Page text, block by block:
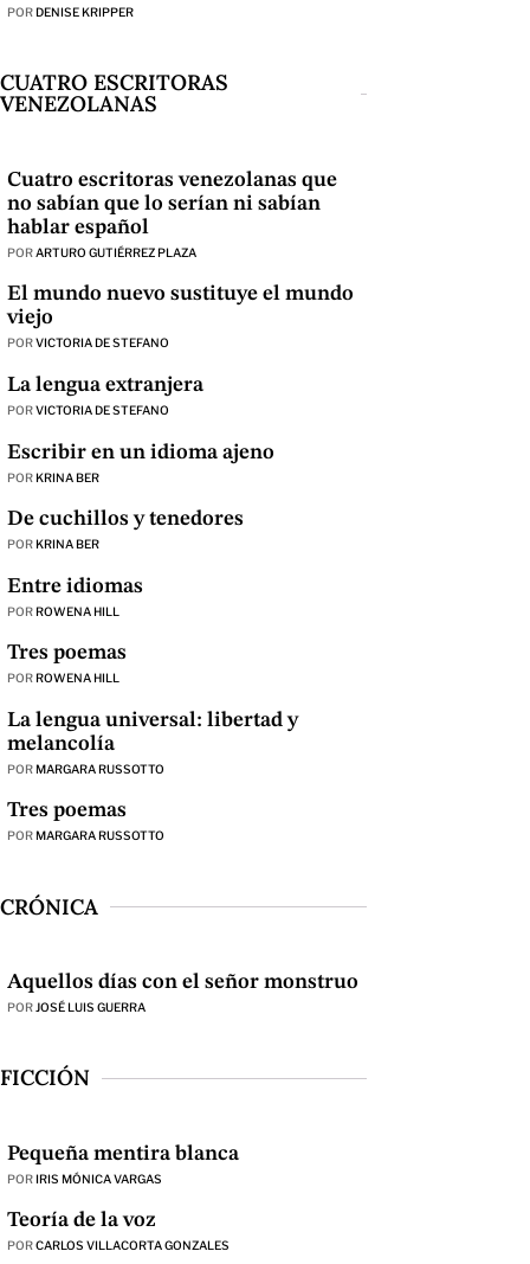
PORDENISE KRIPPER
CUATRO ESCRITORAS
VENEZOLANAS
Cuatro escritoras venezolanas que
no sabían que lo serían ni sabían
hablar español
PORARTURO GUTIÉRREZ PLAZA
El mundo nuevo sustituye el mundo
viejo
PORVICTORIA DE STEFANO
La lengua extranjera
PORVICTORIA DE STEFANO
Escribir en un idioma ajeno
PORKRINA BER
De cuchillos y tenedores
PORKRINA BER
Entre idiomas
PORROWENA HILL
Tres poemas
POR ROWENA HILL
La lengua universal: libertad y
melancolía
PORMARGARA RUSSOTTO
Tres poemas
POR MARGARA RUSSOTTO
CRÓNICA
Aquellos días con el señor monstruo
POR JOSÉ LUIS GUERRA
FICCIÓN
Pequeña mentira blanca
PORIRIS MÓNICA VARGAS
Teoría de la voz
PORCARLOS VILLACORTA GONZALES